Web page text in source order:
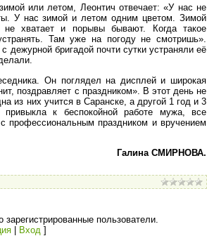
или летом, Леонтич отвечает: «У нас не
У нас зимой и летом одним цветом. Зимой
хватает и порывы бывают. Когда такое
Там уже на погоду не смотришь».
дежурной бригадой почти сутки устраняли её
Он поглядел на дисплей и широкая
поздравляет с праздником». В этот день не
из них учится в Саранске, а другой 1 год и 3
к беспокойной работе мужа, все
профессиональным праздником и вручением
Галина СМИРНОВА.
пользователи.
Вход ]